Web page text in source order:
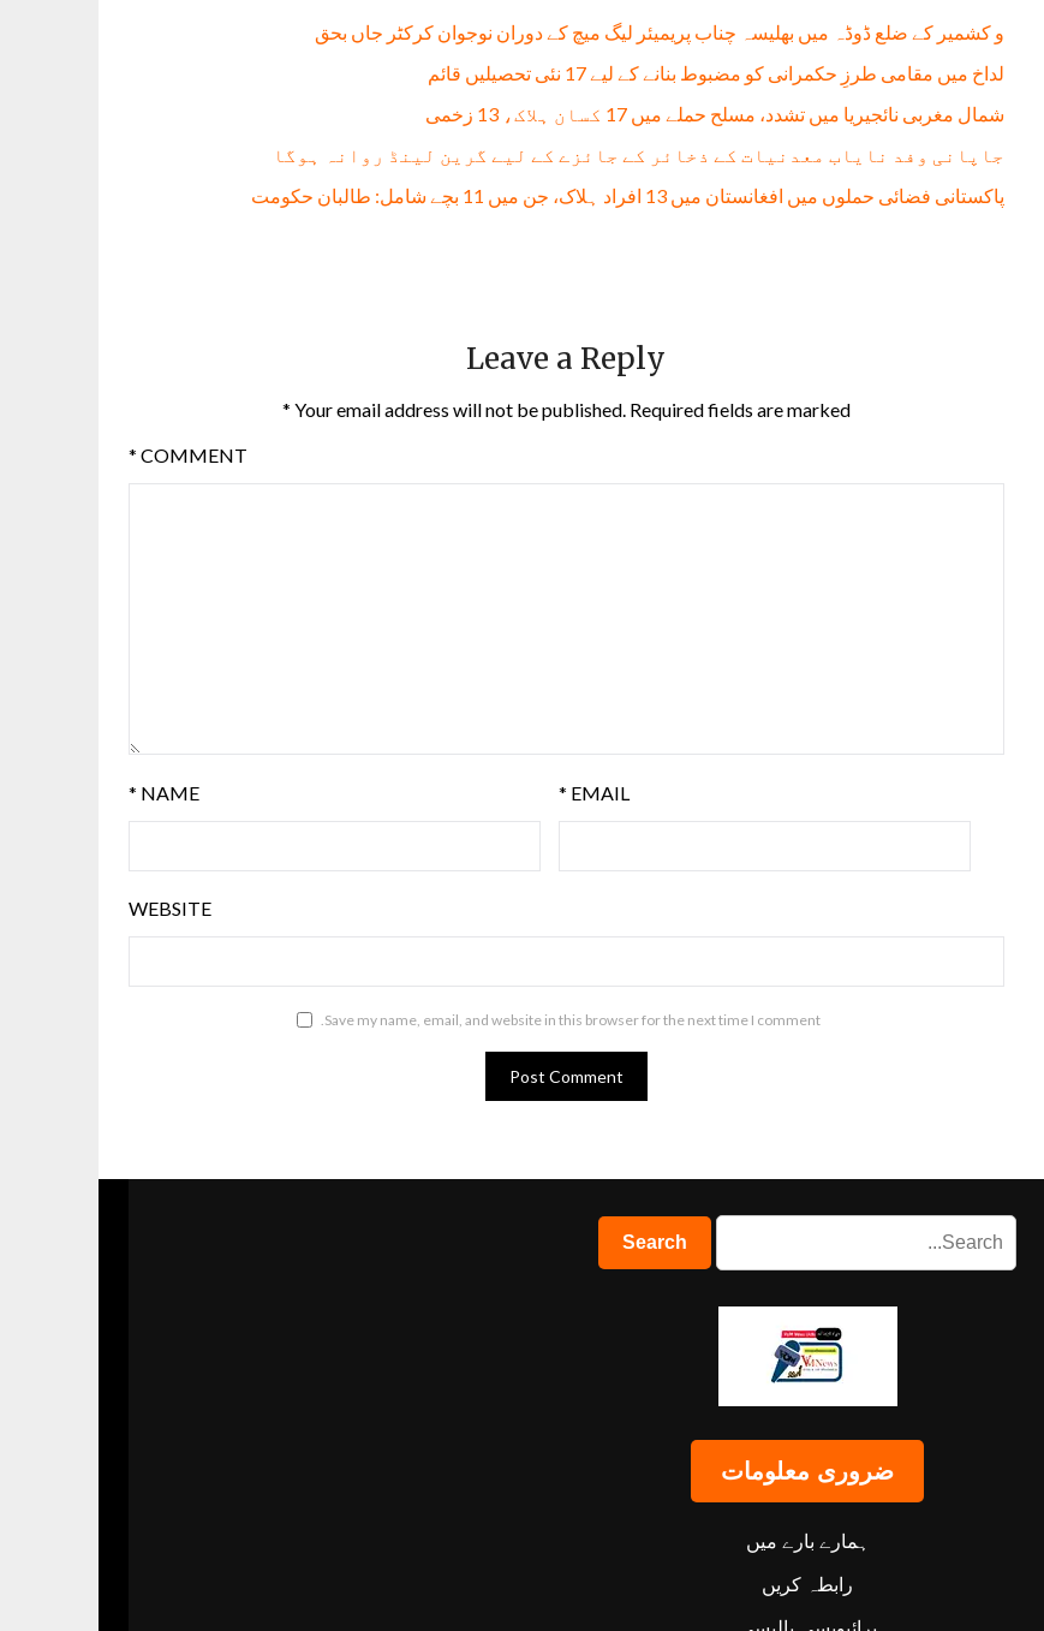
و کشمیر کے ضلع ڈوڈہ میں بھلیسہ چناب پریمیئر لیگ میچ کے دوران نوجوان کرکٹر جاں بحق
لداخ میں مقامی طرزِ حکمرانی کو مضبوط بنانے کے لیے 17 نئی تحصیلیں قائم
شمال مغربی نائجیریا میں تشدد، مسلح حملے میں 17 کسان ہلاک، 13 زخمی
جاپانی وفد نایاب معدنیات کے ذخائر کے جائزے کے لیے گرین لینڈ روانہ ہوگا
پاکستانی فضائی حملوں میں افغانستان میں 13 افراد ہلاک، جن میں 11 بچے شامل: طالبان حکومت
Leave a Reply
Your email address will not be published. Required fields are marked
*
COMMENT
*
NAME
* EMAIL
*
WEBSITE
Save my name, email, and website in this browser for the next time I comment.
ضروری معلومات
ہمارے بارے میں
رابطہ کریں